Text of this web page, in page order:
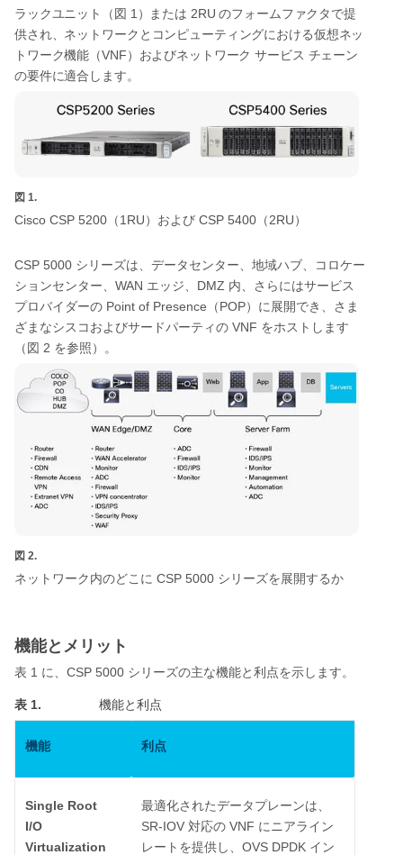
ラックユニット（図 1 ）または 2RUのフォームファクタで提
供され、ネットワークとコンピューティングにおける仮想ネッ
トワーク機能（VNF ）およびネットワーク サービス チェーン
の要件に適合します。
図 1.
Cisco CSP 5200 （ 1RU ）および CSP 5400 （ 2RU ）
CSP 5000 シリーズは、データセンター、地域ハブ、コロケー
ションセンター、 WAN エッジ、 DMZ 内、さらにはサービス
プロバイダーの Point of Presence （ POP）に展開でき、さま
ざまなシスコおよびサードパーティの VNF をホストします
（図 2 を参照）。
図 2.
ネットワーク内のどこに CSP 5000 シリーズを展開するか
機能とメリット
表 1 に、 CSP 5000 シリーズの主な機能と利点を示します。
表 1. 機能と利点
機能 利点
Single Root
I/O
Virtualization
最適化されたデータプレーンは、
SR-IOV 対応の VNF にニアライン
レートを提供し、 OVS DPDK イン